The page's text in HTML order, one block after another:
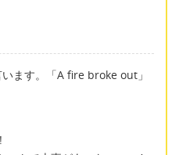
ます。「A fire broke out」